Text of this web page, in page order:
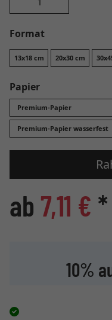
Format
13x18 cm 20x30 cm
Papier
Premium-Papier
Premium-Papier wasserfest
ab 7,11 € *
10%